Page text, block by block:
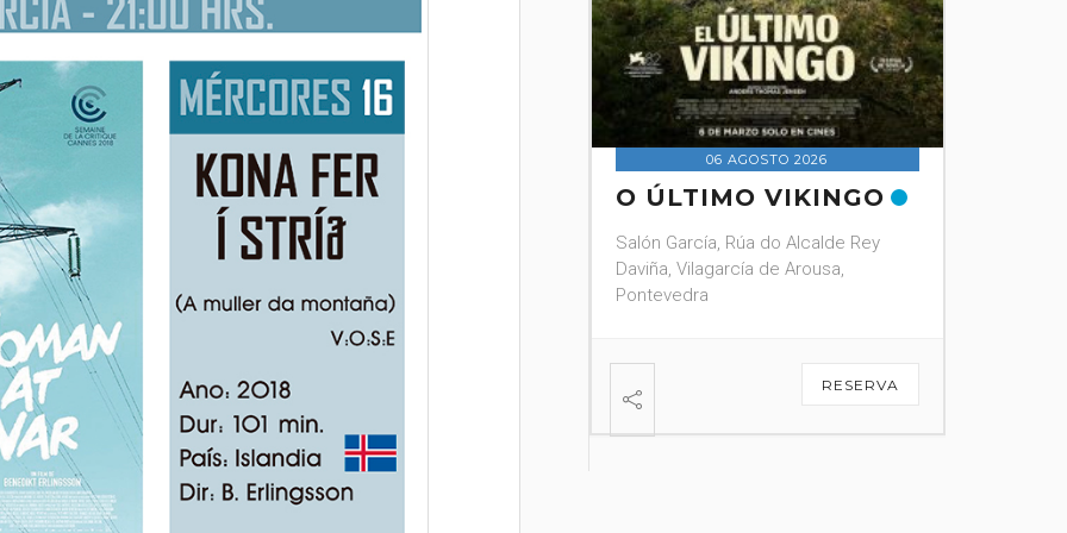
08 AGOSTO 2026
4 PELÍCULAS
Rúa do Alcalde Rey
de Arousa,
RESERVA
06 AGOSTO 2026
O ÚLTIMO VIKINGO
Salón García, Rúa do Alcalde Rey
Pontevedra
07 AGOSTO 2026
FESTA TEX MEX 19:00
Parque Botánico Enrique Valdés
(CASTRIÑO)
VER DETALLE